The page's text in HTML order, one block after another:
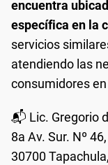
encuentra
específica en la
servicios
atendiendo las
consumidores
📬 Lic. Gregorio
8a Av. Sur. Nº
30700